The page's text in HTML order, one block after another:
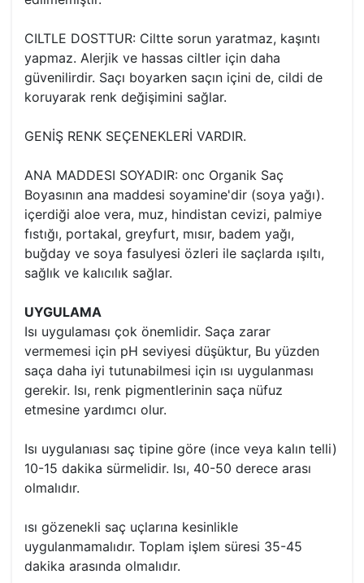
CILTLE DOSTTUR: Ciltte sorun yaratmaz, kaşıntı
yapmaz. Alerjik ve hassas ciltler için daha
güvenilirdir. Saçı boyarken saçın içini de, cildi de
koruyarak renk değişimini sağlar.
GENİŞ RENK SEÇENEKLERİ VARDIR.
ANA MADDESI SOYADIR: onc Organik Saç
Boyasının ana maddesi soyamine'dir (soya yağı).
içerdiği aloe vera, muz, hindistan cevizi, palmiye
fıstığı, portakal, greyfurt, mısır, badem yağı,
buğday ve soya fasulyesi özleri ile saçlarda ışıltı,
sağlık ve kalıcılık sağlar.
UYGULAMA
Isı uygulaması çok önemlidir. Saça zarar
vermemesi için pH seviyesi düşüktur, Bu yüzden
saça daha iyi tutunabilmesi için ısı uygulanması
gerekir. Isı, renk pigmentlerinin saça nüfuz
etmesine yardımcı olur.
Isı uygulanıası saç tipine göre (ince veya kalın telli)
10-15 dakika sürmelidir. Isı, 40-50 derece arası
olmalıdır.
ısı gözenekli saç uçlarına kesinlikle
uygulanmamalıdır. Toplam işlem süresi 35-45
dakika arasında olmalıdır.